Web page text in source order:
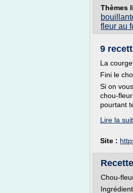
Thèmes
fleur au
9
La
Fini le
Si on
chou-
pourtant
Lire la
Site :
Chou-